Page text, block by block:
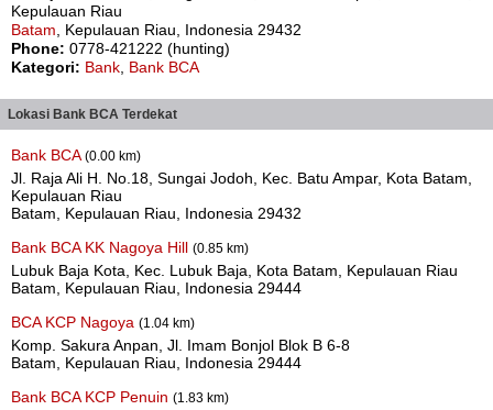
Kepulauan Riau
Batam , Kepulauan Riau, Indonesia 29432
Phone: 0778-421222 (hunting)
Kategori: Bank Bank BCA
Lokasi Bank BCA Terdekat
Bank BCA (0.00 km)
Jl. Raja Ali H. No.18, Sungai Jodoh, Kec. Batu Ampar, Kota Batam,
Kepulauan Riau
Batam, Kepulauan Riau, Indonesia 29432
Bank BCA KK Nagoya Hill (0.85 km)
Lubuk Baja Kota, Kec. Lubuk Baja, Kota Batam, Kepulauan Riau
Batam, Kepulauan Riau, Indonesia 29444
BCA KCP Nagoya (1.04 km)
Komp. Sakura Anpan, Jl. Imam Bonjol Blok B 6-8
Batam, Kepulauan Riau, Indonesia 29444
Bank BCA KCP Penuin (1.83 km)